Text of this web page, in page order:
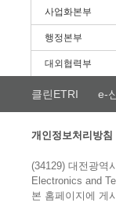
사업화본부
행정본부
대외협력부
클린ETRI e-
개인정보처리방침
(34129) 대전광역
Electronics and
본 홈페이지에 게